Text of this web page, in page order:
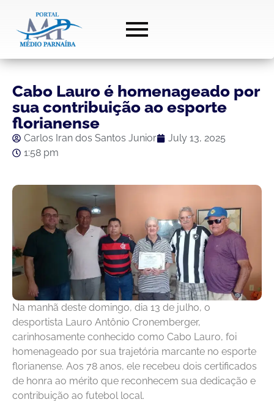
Cabo Lauro é homenageado por
sua contribuição ao esporte
florianense
Carlos Iran dos Santos Junior
July 13, 2025
1:58 pm
Na manhã deste domingo, dia 13 de julho, o
desportista Lauro Antônio Cronemberger,
carinhosamente conhecido como Cabo Lauro, foi
homenageado por sua trajetória marcante no esporte
florianense. Aos 78 anos, ele recebeu dois certificados
de honra ao mérito que reconhecem sua dedicação e
contribuição ao futebol local.